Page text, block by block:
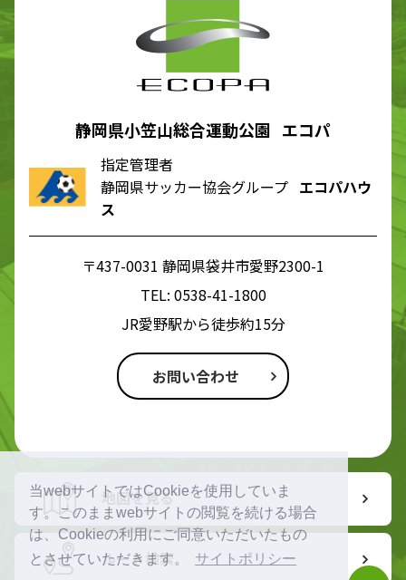
当webサイトではCookieを使用していま
す。このままwebサイトの閲覧を続ける場合
は、Cookieの利用にご同意いただいたもの
とさせていただきます。
サイトポリシー
静岡県小笠山総合運動公園 エコパ
指定管理者
静岡県サッカー協会グループ エコパハウ
ス
〒437-0031 静岡県袋井市愛野2300-1
TEL: 0538-41-1800
JR愛野駅から徒歩約15分
お問い合わせ
地図を見る
ルート検索